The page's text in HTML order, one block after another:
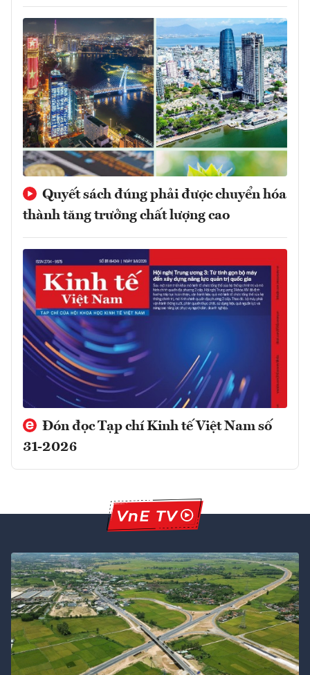
Quyết sách đúng phải được chuyển hóa
thành tăng trưởng chất lượng cao
Đón đọc Tạp chí Kinh tế Việt Nam số
31-2026